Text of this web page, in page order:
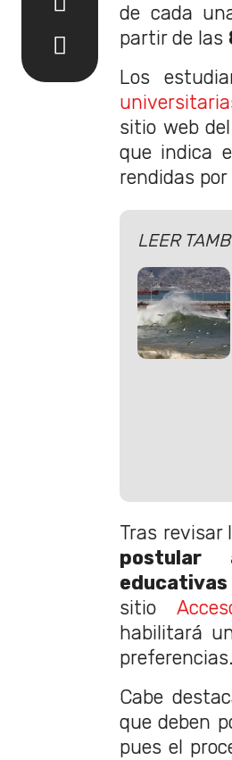
de cada
partir de las
Los
sitio web del
que indica
rendidas
LEER
Tras revisar
postular
educativas
sitio
habilitará
preferencias.
Cabe
que deben
pues el